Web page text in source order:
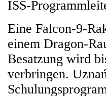
ISS-
Eine Falcon-9-
einem Dragon-
Besatzung wird
verbringen.